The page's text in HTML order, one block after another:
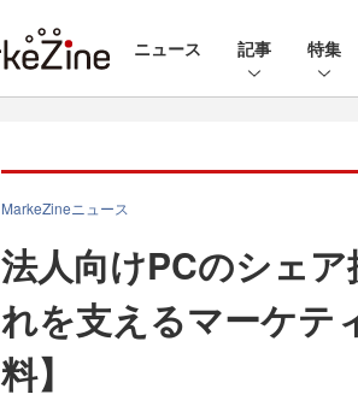
ニュース 記事 特集
MarkeZineニュース
法人向けPCのシェ
れを支えるマーケテ
料】